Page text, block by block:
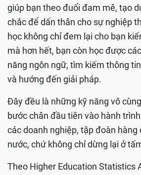
giúp bạn theo đuổi đam mê, tạo
chắc để dấn thân cho sự nghiệp
học không chỉ đem lại cho bạn
mà hơn hết, bạn còn học được
năng ngôn ngữ, tìm kiếm thông
và hướng đến giải pháp.
Đây đều là những kỹ năng vô
bước chân đầu tiên vào hành
các doanh nghiệp, tập đoàn hàng
nước, chứ không chỉ dừng lại ở
Theo Higher Education Statistics